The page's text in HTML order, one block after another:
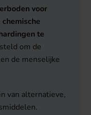
voor
te
om de
de menselijke
van alternatieve,